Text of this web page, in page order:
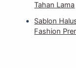
Tahan Lama
Sablon
Fashion